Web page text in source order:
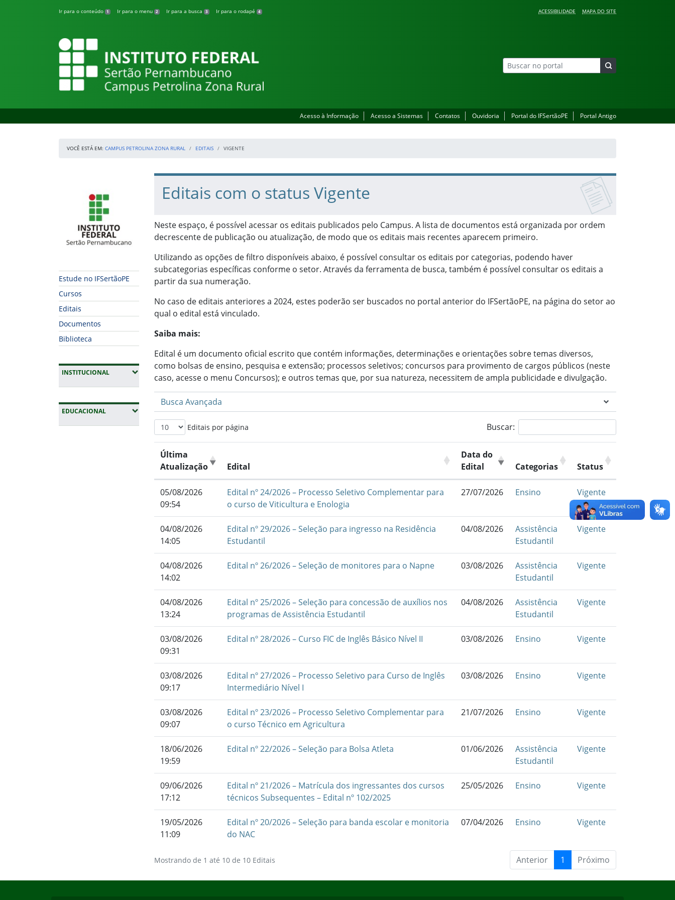
Ir para o conteúdo 1 Ir para o menu 2 Ir para a busca 3 Ir para o rodapé 4 ACESSIBILIDADE MAPA DO SITE
Campus Petrolina Zona Rural
Acesso à Informação Acesso a Sistemas Contatos Ouvidoria Portal do IFSertãoPE Portal Antigo
VOCÊ ESTÁ EM: CAMPUS PETROLINA ZONA RURAL EDITAIS VIGENTE
Estude no IFSertãoPE
Cursos
Editais
Documentos
Biblioteca
INSTITUCIONAL(EXPANDIR SUBMENUS)
EDUCACIONAL(EXPANDIR SUBMENUS)
Início do conteúdo
Editais com o status Vigente
Neste espaço, é possível acessar os editais publicados pelo Campus. A lista de documentos está organizada por ordem
decrescente de publicação ou atualização, de modo que os editais mais recentes aparecem primeiro.
Utilizando as opções de filtro disponíveis abaixo, é possível consultar os editais por categorias, podendo haver
subcategorias específicas conforme o setor. Através da ferramenta de busca, também é possível consultar os editais a
partir da sua numeração.
No caso de editais anteriores a 2024, estes poderão ser buscados no portal anterior do IFSertãoPE, na página do setor ao
qual o edital está vinculado.
Saiba mais:
Edital é um documento oficial escrito que contém informações, determinações e orientações sobre temas diversos,
como bolsas de ensino, pesquisa e extensão; processos seletivos; concursos para provimento de cargos públicos (neste
caso, acesse o menu Concursos); e outros temas que, por sua natureza, necessitem de ampla publicidade e divulgação.
Busca Avançada
Editais por página Buscar:
Última
Atualização
Edital
Data do
Edital
Categorias Status
05/08/2026
09:54
Edital nº 24/2026 – Processo Seletivo Complementar para
o curso de Viticultura e Enologia
27/07/2026 Ensino Vigente
04/08/2026
14:05
Edital nº 29/2026 – Seleção para ingresso na Residência
Estudantil
04/08/2026
Assistência
Estudantil
Vigente
04/08/2026
14:02
Edital nº 26/2026 – Seleção de monitores para o Napne 03/08/2026
Assistência
Estudantil
Vigente
04/08/2026
13:24
Edital nº 25/2026 – Seleção para concessão de auxílios nos
programas de Assistência Estudantil
04/08/2026
Assistência
Estudantil
Vigente
03/08/2026
09:31
Edital nº 28/2026 – Curso FIC de Inglês Básico Nível II 03/08/2026 Ensino Vigente
03/08/2026
09:17
Edital nº 27/2026 – Processo Seletivo para Curso de Inglês
Intermediário Nível I
03/08/2026 Ensino Vigente
03/08/2026
09:07
Edital nº 23/2026 – Processo Seletivo Complementar para
o curso Técnico em Agricultura
21/07/2026 Ensino Vigente
18/06/2026
19:59
Edital nº 22/2026 – Seleção para Bolsa Atleta 01/06/2026
Assistência
Estudantil
Vigente
09/06/2026
17:12
Edital nº 21/2026 – Matrícula dos ingressantes dos cursos
técnicos Subsequentes – Edital nº 102/2025
25/05/2026 Ensino Vigente
19/05/2026
11:09
Edital nº 20/2026 – Seleção para banda escolar e monitoria
do NAC
07/04/2026 Ensino Vigente
Mostrando de 1 até 10 de 10 Editais Anterior 1
Próximo